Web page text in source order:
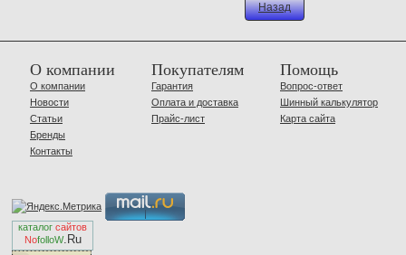
Назад
О компании
О компании
Новости
Статьи
Бренды
Контакты
Покупателям
Гарантия
Оплата и доставка
Прайс-лист
Помощь
Вопрос-ответ
Шинный калькулятор
Карта сайта
каталог сайтов
NofolloW.Ru